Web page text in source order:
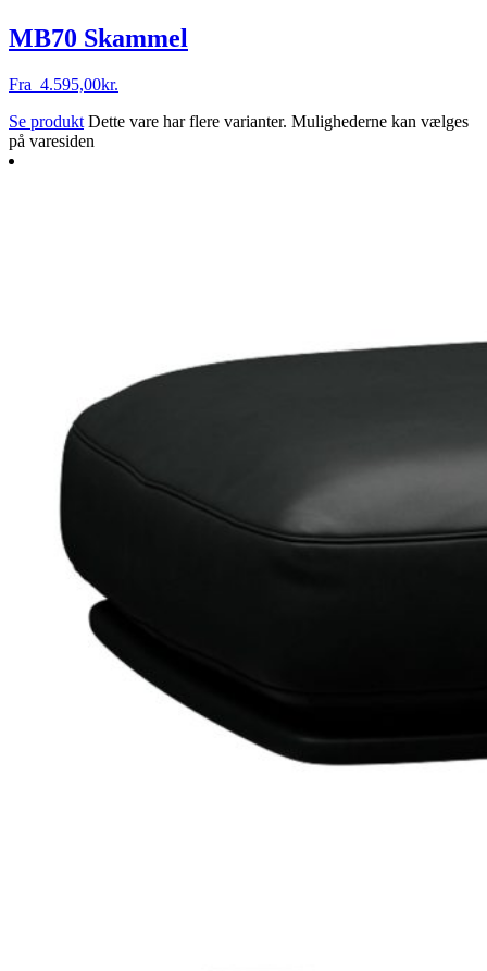
MB70 Skammel
Fra 4.595,00kr.
Se produkt Dette vare har flere varianter. Mulighederne kan vælges
på varesiden